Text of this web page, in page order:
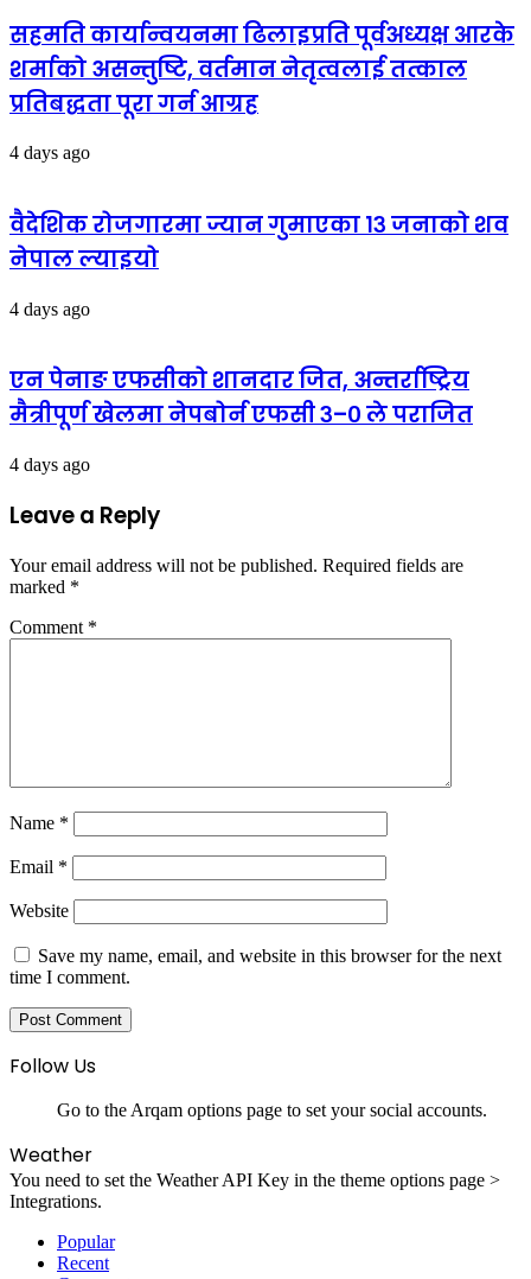
सहमति कार्यान्वयनमा ढिलाइप्रति पूर्वअध्यक्ष आरके
शर्माको असन्तुष्टि, वर्तमान नेतृत्वलाई तत्काल
प्रतिबद्धता पूरा गर्न आग्रह
4 days ago
वैदेशिक रोजगारमा ज्यान गुमाएका १३ जनाको शव
नेपाल ल्याइयो
4 days ago
एन पेनाङ एफसीको शानदार जित, अन्तर्राष्ट्रिय
मैत्रीपूर्ण खेलमा नेपबोर्न एफसी ३–० ले पराजित
4 days ago
Leave a Reply
Your email address will not be published. Required fields are
marked *
Comment *
Name *
Email *
Website
Save my name, email, and website in this browser for the next
time I comment.
Follow Us
Go to the Arqam options page to set your social accounts.
Weather
You need to set the Weather API Key in the theme options page >
Integrations.
Popular
Recent